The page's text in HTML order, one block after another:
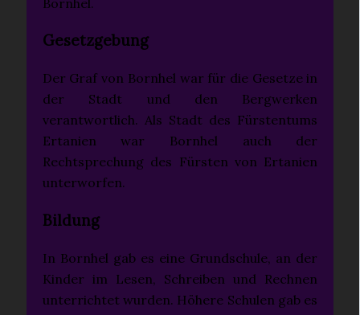
Gesetzgebung
Der Graf von Bornhel war für die Gesetze in
der Stadt und den Bergwerken
verantwortlich. Als Stadt des Fürstentums
Ertanien war Bornhel auch der
Rechtsprechung des Fürsten von Ertanien
unterworfen.
Bildung
In Bornhel gab es eine Grundschule, an der
Kinder im Lesen, Schreiben und Rechnen
unterrichtet wurden. Höhere Schulen gab es